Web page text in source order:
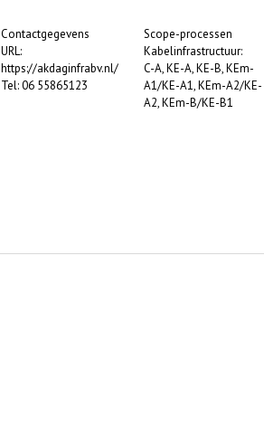
Contactgegevens
URL:
https://akdaginfrabv.nl/
Tel: 06 55865123
Scope-processen
Kabelinfrastructuur:
C-A, KE-A, KE-B, KEm-
A1/KE-A1, KEm-A2/KE-
A2, KEm-B/KE-B1